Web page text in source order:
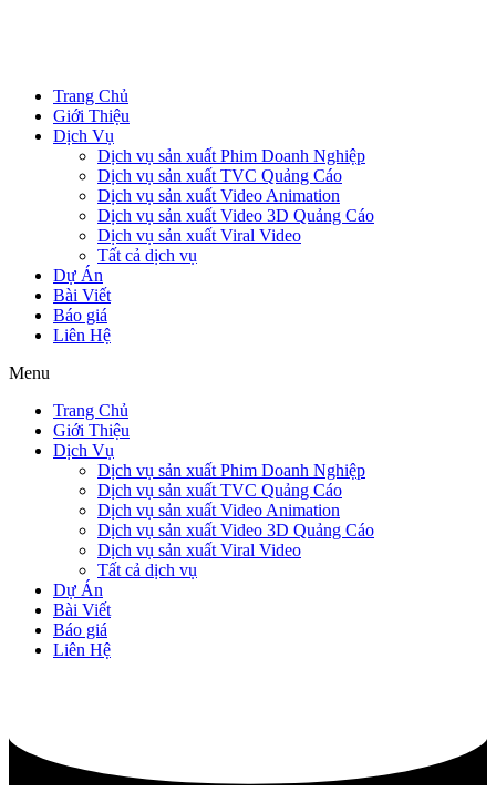
Trang Chủ
Giới Thiệu
Dịch Vụ
Dịch vụ sản xuất Phim Doanh Nghiệp
Dịch vụ sản xuất TVC Quảng Cáo
Dịch vụ sản xuất Video Animation
Dịch vụ sản xuất Video 3D Quảng Cáo
Dịch vụ sản xuất Viral Video
Tất cả dịch vụ
Dự Án
Bài Viết
Báo giá
Liên Hệ
Menu
Trang Chủ
Giới Thiệu
Dịch Vụ
Dịch vụ sản xuất Phim Doanh Nghiệp
Dịch vụ sản xuất TVC Quảng Cáo
Dịch vụ sản xuất Video Animation
Dịch vụ sản xuất Video 3D Quảng Cáo
Dịch vụ sản xuất Viral Video
Tất cả dịch vụ
Dự Án
Bài Viết
Báo giá
Liên Hệ